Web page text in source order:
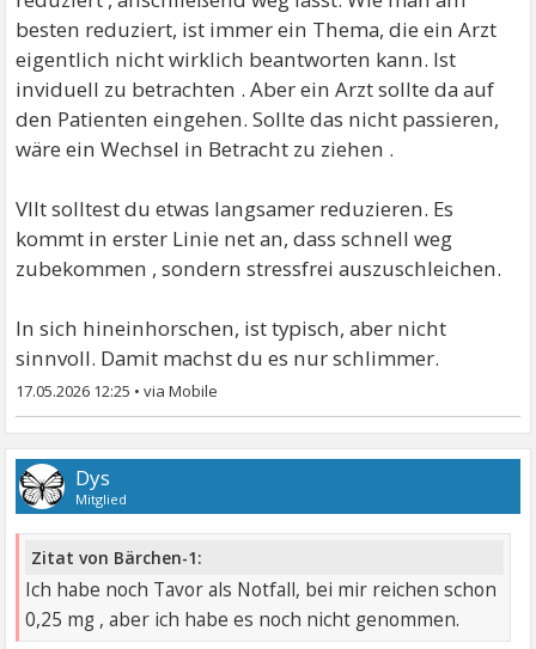
besten reduziert, ist immer ein Thema, die ein Arzt
eigentlich nicht wirklich beantworten kann. Ist
inviduell zu betrachten . Aber ein Arzt sollte da auf
den Patienten eingehen. Sollte das nicht passieren,
wäre ein Wechsel in Betracht zu ziehen .
Vllt solltest du etwas langsamer reduzieren. Es
kommt in erster Linie net an, dass schnell weg
zubekommen , sondern stressfrei auszuschleichen.
In sich hineinhorschen, ist typisch, aber nicht
sinnvoll. Damit machst du es nur schlimmer.
17.05.2026 12:25 •
Dys
Mitglied
Zitat von Bärchen-1:
Ich habe noch Tavor als Notfall, bei mir reichen schon
0,25 mg , aber ich habe es noch nicht genommen.